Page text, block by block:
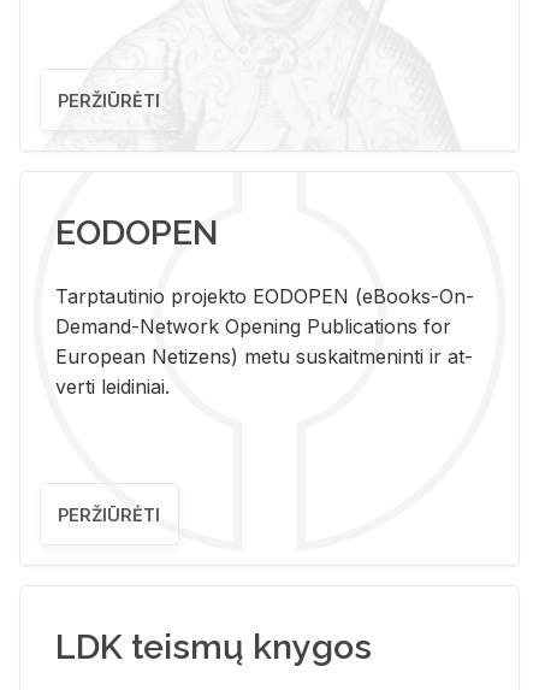
PERŽIŪRĖTI
EODOPEN
Tarp­tau­ti­nio pro­jek­to EO­DO­PEN (eBo­oks-On-
De­mand-Ne­twork Ope­ning Pub­li­ca­tions for
Eu­ro­pe­an Ne­ti­zens) metu su­skait­me­nin­ti ir at­
ver­ti lei­di­niai.
PERŽIŪRĖTI
LDK teismų knygos